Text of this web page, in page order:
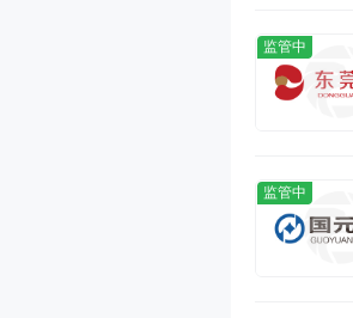
监管中
监管中